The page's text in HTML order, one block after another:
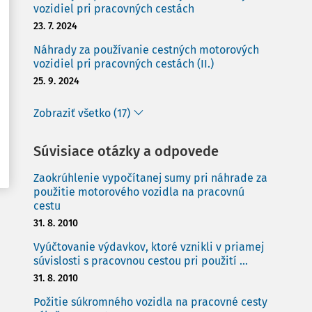
vozidiel pri pracovných cestách
23. 7. 2024
Náhrady za používanie cestných motorových
vozidiel pri pracovných cestách (II.)
25. 9. 2024
Zobraziť všetko (17)
Súvisiace otázky a odpovede
Zaokrúhlenie vypočítanej sumy pri náhrade za
použitie motorového vozidla na pracovnú
cestu
31. 8. 2010
Vyúčtovanie výdavkov, ktoré vznikli v priamej
súvislosti s pracovnou cestou pri použití ...
31. 8. 2010
Požitie súkromného vozidla na pracovné cesty